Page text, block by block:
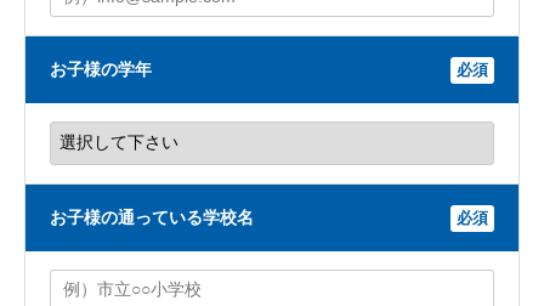
お子様の学年 必須
お子様の通っている学校名 必須